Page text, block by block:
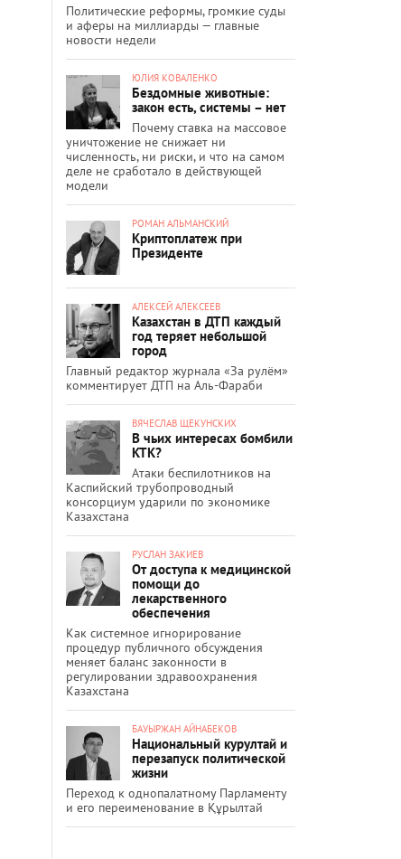
Политические реформы, громкие суды
и аферы на миллиарды — главные
новости недели
ЮЛИЯ КОВАЛЕНКО
Бездомные животные:
закон есть, системы – нет
Почему ставка на массовое
уничтожение не снижает ни
численность, ни риски, и что на самом
деле не сработало в действующей
модели
РОМАН АЛЬМАНСКИЙ
Криптоплатеж при
Президенте
АЛЕКСЕЙ АЛЕКСЕЕВ
Казахстан в ДТП каждый
год теряет небольшой
город
Главный редактор журнала «За рулём»
комментирует ДТП на Аль-Фараби
ВЯЧЕСЛАВ ЩЕКУНСКИХ
В чьих интересах бомбили
КТК?
Атаки беспилотников на
Каспийский трубопроводный
консорциум ударили по экономике
Казахстана
РУСЛАН ЗАКИЕВ
От доступа к медицинской
помощи до
лекарственного
обеспечения
Как системное игнорирование
процедур публичного обсуждения
меняет баланс законности в
регулировании здравоохранения
Казахстана
БАУЫРЖАН АЙНАБЕКОВ
Национальный курултай и
перезапуск политической
жизни
Переход к однопалатному Парламенту
и его переименование в Құрылтай